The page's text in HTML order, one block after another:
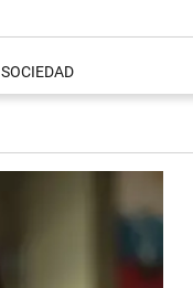
SOCIEDAD